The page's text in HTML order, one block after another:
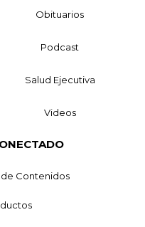
Obituarios
Podcast
Salud Ejecutiva
Videos
Contenidos